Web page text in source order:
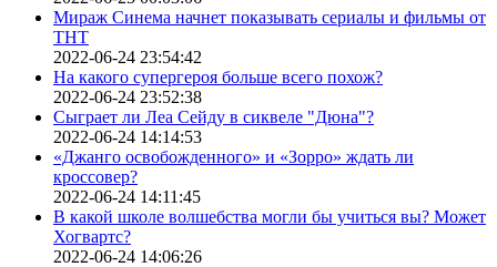
Мираж Синема начнет показывать сериалы и фильмы от
ТНТ
2022-06-24 23:54:42
На какого супергероя больше всего похож?
2022-06-24 23:52:38
Сыграет ли Леа Сейду в сиквеле "Дюна"?
2022-06-24 14:14:53
«Джанго освобожденного» и «Зорро» ждать ли
кроссовер?
2022-06-24 14:11:45
В какой школе волшебства могли бы учиться вы? Может
Хогвартс?
2022-06-24 14:06:26